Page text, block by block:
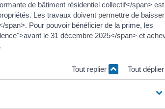
de bâtiment résidentiel collectif</span> est
Les travaux doivent permettre de
Pour pouvoir bénéficier de la prime, les
le 31 décembre 2025</span> et
Tout replier Tout déplier